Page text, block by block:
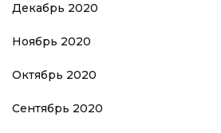
Декабрь 2020
Ноябрь 2020
Октябрь 2020
Сентябрь 2020